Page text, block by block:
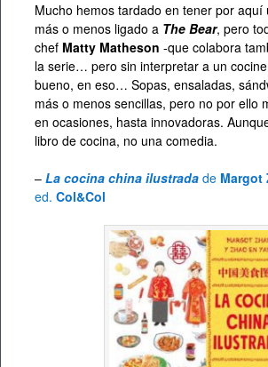
Mucho hemos tardado en tener por aquí
más o menos ligado a The Bear, pero
chef Matty Matheson -que colabora
la serie… pero sin interpretar a un
bueno, en eso… Sopas, ensaladas,
más o menos sencillas, pero no por ello
en ocasiones, hasta innovadoras.
libro de cocina, no una comedia.
– La cocina china ilustrada de Margot
ed. Col&Col